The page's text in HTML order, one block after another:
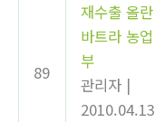
89
재수출 올란
바트라 농업
부
관리자 |
2010.04.13